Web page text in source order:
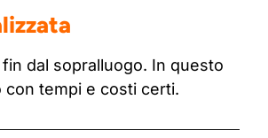
dal sopralluogo. In questo
tempi e costi certi.